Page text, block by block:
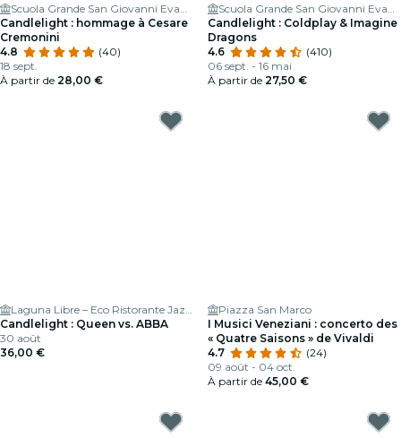
Scuola Grande San Giovanni Evangelista di Venezia
Candlelight : hommage à Cesare
Cremonini
4.8
(40)
18 sept.
À partir de 28,00 €
Scuola Grande San Giovanni Evangelista di Venezia
Candlelight : Coldplay & Imagine
Dragons
4.6
(410)
06 sept. - 16 mai
À partir de 27,50 €
Laguna Libre – Eco Ristorante Jazz club & Cocktail Bar
Candlelight : Queen vs. ABBA
30 août
36,00 €
Piazza San Marco
I Musici Veneziani : concerto des
« Quatre Saisons » de Vivaldi
4.7
(24)
09 août - 04 oct.
À partir de 45,00 €